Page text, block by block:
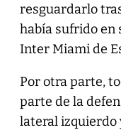
resguardarlo
había sufrido en
Inter Miami de
Por otra parte,
parte de la
lateral izquierdo